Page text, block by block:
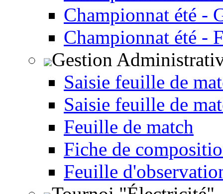
Championnat été -
Championnat été -
Gestion
Saisie feuille de
Saisie feuille de
Feuille de match
Fiche de
Feuille